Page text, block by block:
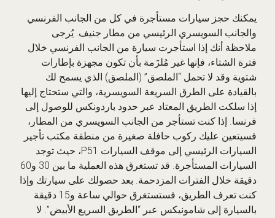
يمكنك حجز سيارات مستأجرة في كل من الجانب الفرنسي
والجانب السويسري الرئيسي من مطار جنيف. يُرجى
ملاحظة أنك إذا استأجرت سيارة من الجانب الفرنسي خلال
فترة الشتاء، فإنها غير مُلزَمة بأن تكون مجهزة بإطارات
شتوية وقد لا تحمل “الملصق” (الملصق) الذي يسمح لك
بالقيادة على الطرق السريعة السويسرية، والتي ستحتاج إليها
إذا سلكت الطريق المعتاد عبر حدود باردونكس للوصول إلى
فرنسا. إذا كنت تستأجر من الجانب السويسري من المطار،
فسيتعين عليك ركوب حافلة صغيرة من منطقة مكتب تأجير
السيارات الرئيسي إلى موقف السيارات P51، حيث توجد
السيارات المستأجرة. قد تستغرق هذه العملية ما بين 30 و60
دقيقة خلال الفترات المزدحمة. بعد حصولك على سيارتك وإذا
كنت تعرف الطريق، فستستغرق حوالي ساعة و15 دقيقة
بالسيارة إلى شامونيكس عبر “الطريق السريع الأبيض”. لا